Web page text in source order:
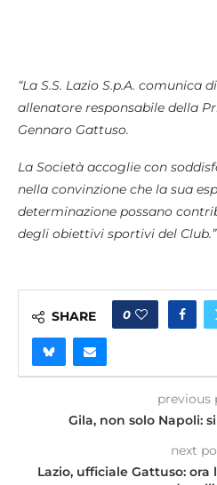
“La S.S. Lazio S.p.A. comunica
allenatore responsabile della
Gennaro Gattuso.
La Società accoglie con
nella convinzione che la sua
determinazione possano
degli obiettivi sportivi del Club.”
SHARE 0
previous
Gila, non solo Napoli:
next
Lazio, ufficiale Gattuso: